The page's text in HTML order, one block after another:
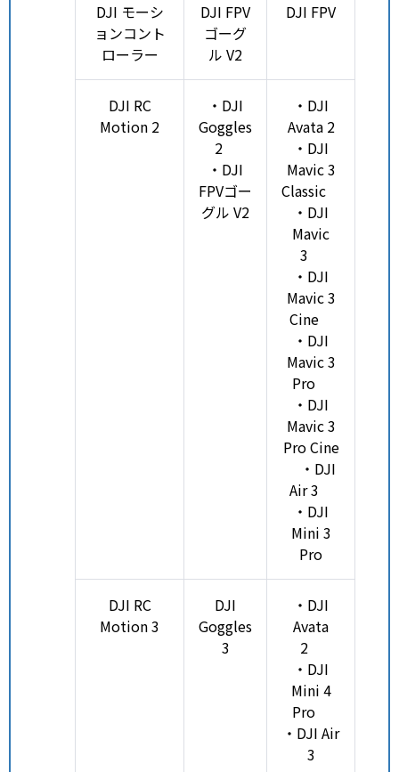
DJI モーシ
ョンコント
ローラー
DJI FPV
ゴーグ
ル V2
DJI FPV
DJI RC
Motion 2
・DJI
Goggles
2
・DJI
FPVゴー
グル V2
・DJI
Avata 2
・DJI
Mavic 3
Classic
・DJI
Mavic
3
・DJI
Mavic 3
Cine
・DJI
Mavic 3
Pro
・DJI
Mavic 3
Pro Cine
・DJI
Air 3
・DJI
Mini 3
Pro
DJI RC
Motion 3
DJI
Goggles
3
・DJI
Avata
2
・DJI
Mini 4
Pro
・DJI Air
3